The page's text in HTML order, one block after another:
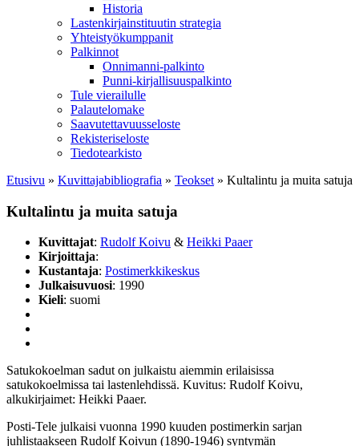
Historia
Lastenkirjainstituutin strategia
Yhteistyökumppanit
Palkinnot
Onnimanni-palkinto
Punni-kirjallisuuspalkinto
Tule vierailulle
Palautelomake
Saavutettavuusseloste
Rekisteriseloste
Tiedotearkisto
Etusivu » Kuvittaja­bibliografia » Teokset » Kultalintu ja muita satuja
Kultalintu ja muita satuja
Kuvittajat: Rudolf Koivu & Heikki Paaer
Kirjoittaja:
Kustantaja: Postimerkkikeskus
Julkaisuvuosi: 1990
Kieli: suomi
Satukokoelman sadut on julkaistu aiemmin erilaisissa
satukokoelmissa tai lastenlehdissä. Kuvitus: Rudolf Koivu,
alkukirjaimet: Heikki Paaer.
Posti-Tele julkaisi vuonna 1990 kuuden postimerkin sarjan
juhlistaakseen Rudolf Koivun (1890-1946) syntymän